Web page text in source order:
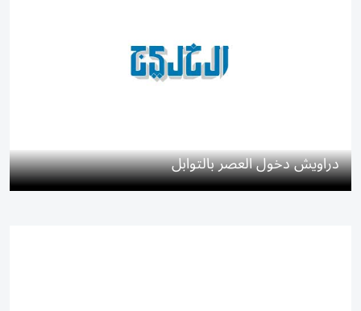
دراويش دخول العصر بالتوابل